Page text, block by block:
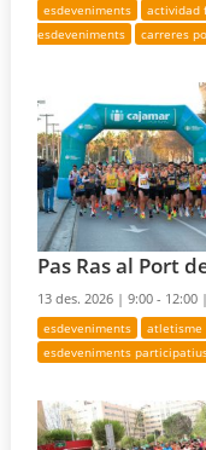
esdeveniments actividad
esdeveniments
carreres
Pas Ras al Port
13 des. 2026 |9:00 - 12:00 |
esdeveniments atletisme
esdeveniments